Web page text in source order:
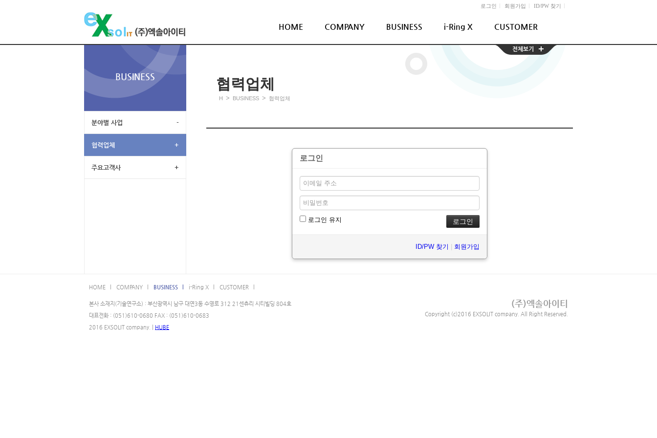
로그인 회원가입 ID/PW 찾기
HOME COMPANY BUSINESS i-Ring X CUSTOMER
BUSINESS
분야별 사업 -
협력업체 +
주요고객사 +
협력업체
H > BUSINESS > 협력업체
로그인
로그인 유지
ID/PW 찾기 회원가입
HOME l COMPANY l BUSINESS l i-Ring X l CUSTOMER l
본사 소재지(기술연구소) : 부산광역시 남구 대연3동 수영로 312 21센츄리 시티빌딩 804호
대표전화 : (051)610-0680 FAX : (051)610-0683
2016 EXSOLIT company. | HUBE
(주)엑솔아이티
Copyright (c)2016 EXSOLIT company. All Right Reserved.